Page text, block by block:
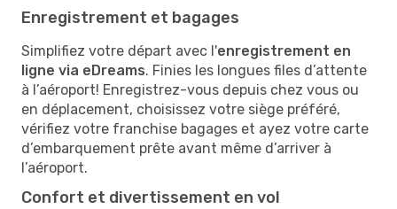
Enregistrement et bagages
Simplifiez votre départ avec l'enregistrement en
ligne via eDreams. Finies les longues files d’attente
à l’aéroport! Enregistrez-vous depuis chez vous ou
en déplacement, choisissez votre siège préféré,
vérifiez votre franchise bagages et ayez votre carte
d’embarquement prête avant même d’arriver à
l’aéroport.
Confort et divertissement en vol